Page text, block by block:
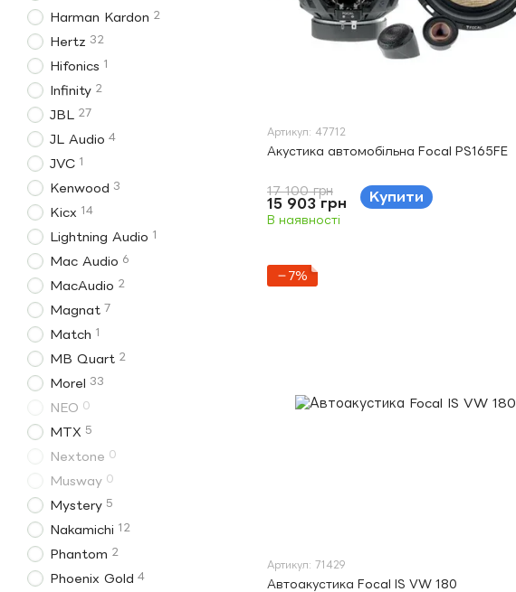
Артикул: 47712
Акустика автомобільна Focal PS165FE
17 100 грн
15 903 грн Купити
В наявності
−7%
Артикул: 71429
Автоакустика Focal IS VW 180
Harman Kardon 2
Hertz 32
Hifonics 1
Infinity 2
JBL 27
JL Audio 4
JVC 1
Kenwood 3
Kicx 14
Lightning Audio 1
Mac Audio 6
MacAudio 2
Magnat 7
Match 1
MB Quart 2
Morel 33
NEO 0
MTX 5
Nextone 0
Musway 0
Mystery 5
Nakamichi 12
Phantom 2
Phoenix Gold 4